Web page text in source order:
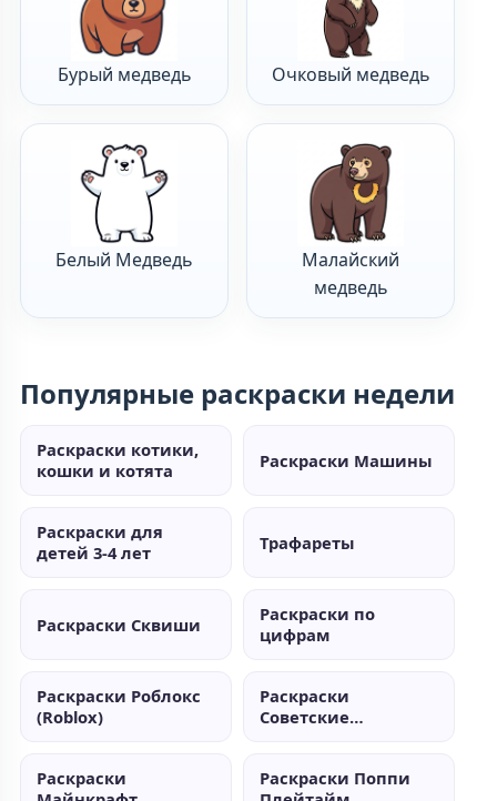
Бурый медведь Очковый медведь
Белый Медведь
Малайский
медведь
Популярные раскраски недели
Раскраски котики,
кошки и котята
Раскраски Машины
Раскраски для
детей 3-4 лет
Трафареты
Раскраски Сквиши
Раскраски по
цифрам
Раскраски Роблокс
(Roblox)
Раскраски
Советские
Раскраски
Раскраски Поппи